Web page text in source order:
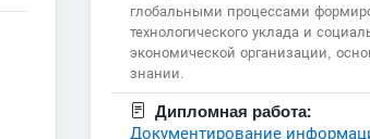
глобальными процессами
технологического уклада и
экономической организации,
знании.
Дипломная работа:
Документирование